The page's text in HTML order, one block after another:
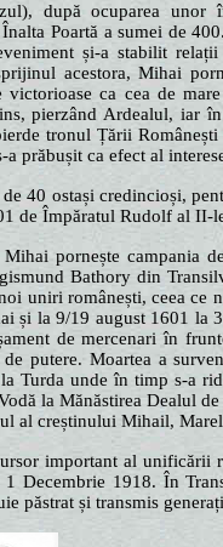
după ocuparea
Poartă a sumei de
și-a stabilit
acestora, Mihai
ca cea de
pierzând Ardealul,
tronul Țării
prăbușit ca efect al
40 ostași credincioși,
de Împăratul Rudolf al II-
pornește campania
Bathory din
uniri românești, ceea
și la 9/19 august 1601 la
de mercenari în
putere. Moartea a
Turda unde în timp s-a
la Mănăstirea Dealul
al creștinului Mihail,
important al unificării
Decembrie 1918. În
păstrat și transmis